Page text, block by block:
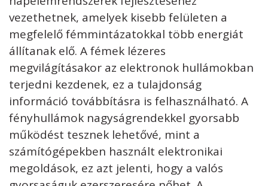
vezethetnek, amelyek kisebb felületen a
megfelelő fémmintázatokkal több energiát
állítanak elő. A fémek lézeres
megvilágításakor az elektronok hullámokban
terjedni kezdenek, ez a tulajdonság
információ továbbításra is felhasználható. A
fényhullámok nagyságrendekkel gyorsabb
működést tesznek lehetővé, mint a
számítógépekben használt elektronikai
megoldások, ez azt jelenti, hogy a valós